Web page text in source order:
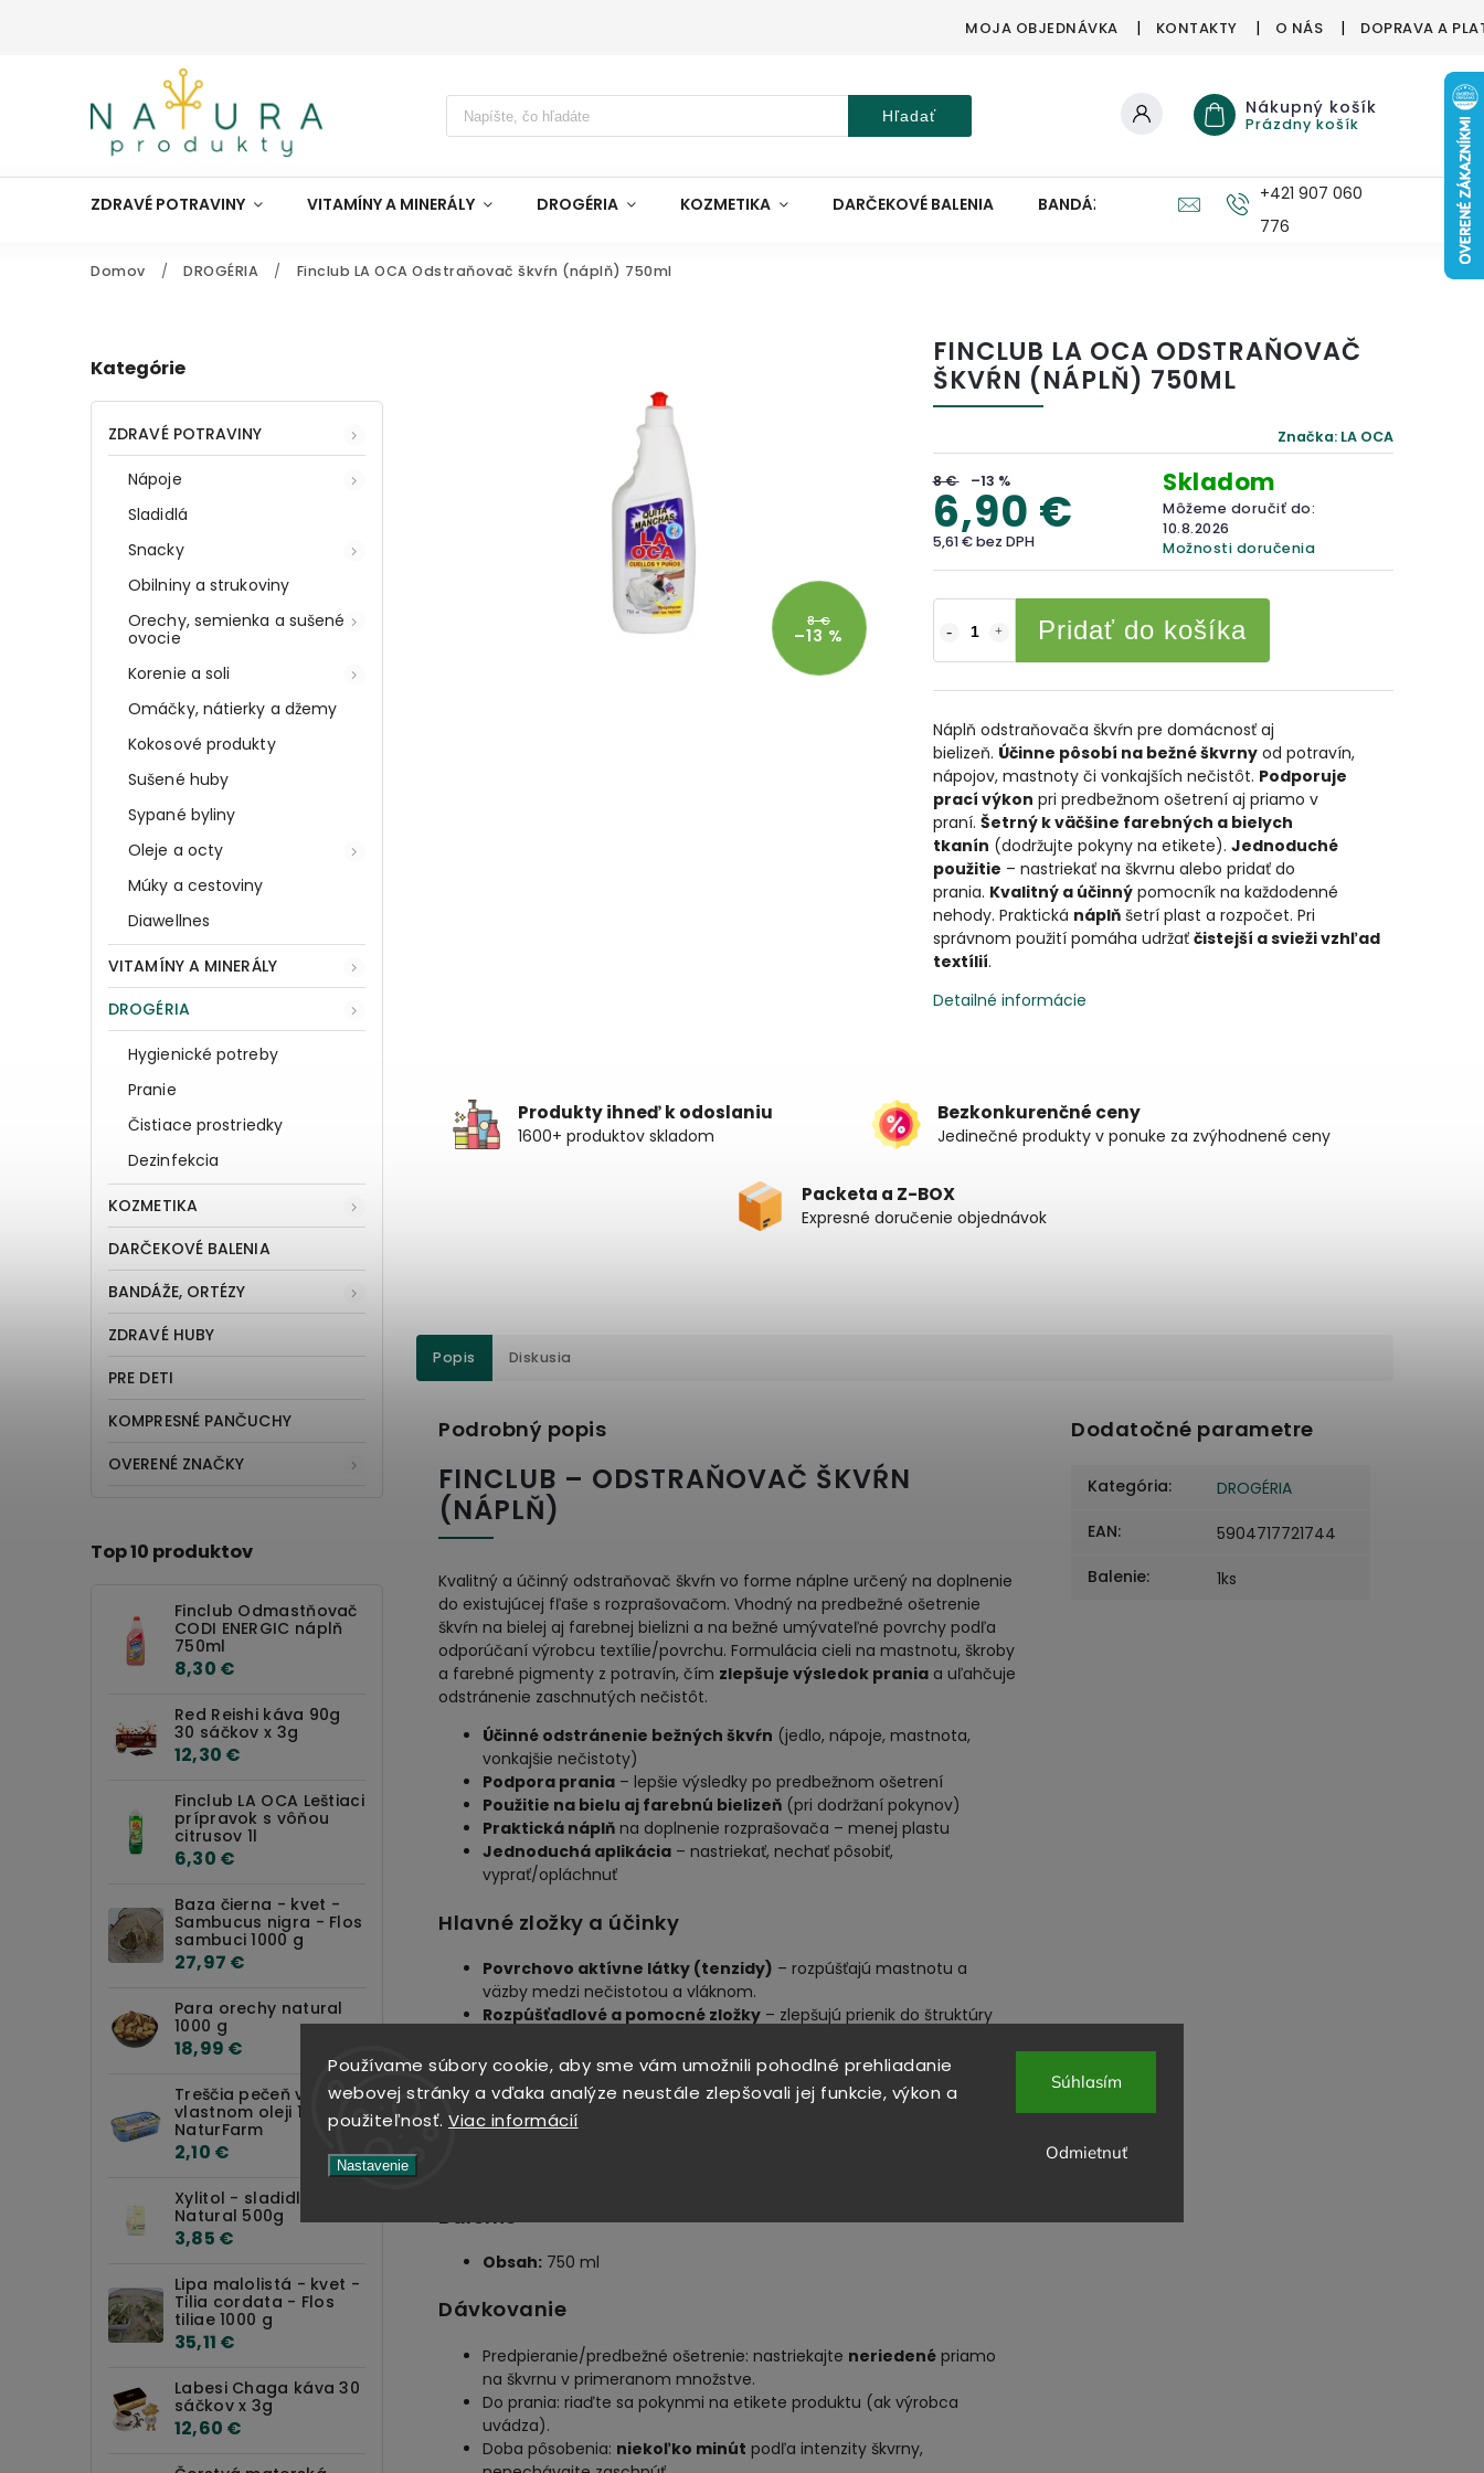
Používame súbory cookie, aby sme vám umožnili pohodlné prehliadanie
webovej stránky a vďaka analýze neustále zlepšovali jej funkcie, výkon a
použiteľnosť. Viac informácií
Nastavenie
Odmietnuť
Súhlasím
MOJA OBJEDNÁVKA KONTAKTY O NÁS DOPRAVA A
Hľadať Nákupný košík
Prázdny košík
ZDRAVÉ POTRAVINY VITAMÍNY A MINERÁLY DROGÉRIA KOZMETIKA DARČEKOVÉ BALENIA BANDÁŽE, ORTÉZY ZDRAVÉ HUBY
+421 907 060
776
Domov / DROGÉRIA / Finclub LA OCA Odstraňovač škvŕn (náplň) 750ml
Kategórie
ZDRAVÉ POTRAVINY
Nápoje
Sladidlá
Snacky
Obilniny a strukoviny
Orechy, semienka a sušené
ovocie
Korenie a soli
Omáčky, nátierky a džemy
Kokosové produkty
Sušené huby
Sypané byliny
Oleje a octy
Múky a cestoviny
Diawellnes
VITAMÍNY A MINERÁLY
DROGÉRIA
Hygienické potreby
Pranie
Čistiace prostriedky
Dezinfekcia
KOZMETIKA
DARČEKOVÉ BALENIA
BANDÁŽE, ORTÉZY
ZDRAVÉ HUBY
PRE DETI
KOMPRESNÉ PANČUCHY
OVERENÉ ZNAČKY
Top 10 produktov
Finclub Odmastňovač
CODI ENERGIC náplň
750ml
8,30 €
Red Reishi káva 90g
30 sáčkov x 3g
12,30 €
Finclub LA OCA Leštiaci
prípravok s vôňou
citrusov 1l
6,30 €
Baza čierna - kvet -
Sambucus nigra - Flos
sambuci 1000 g
27,97 €
Para orechy natural
1000 g
18,99 €
Treščia pečeň vo
vlastnom oleji 120g
NaturFarm
2,10 €
Xylitol - sladidlo -
Natural 500g
3,85 €
Lipa malolistá - kvet -
Tilia cordata - Flos
tiliae 1000 g
35,11 €
Labesi Chaga káva 30
sáčkov x 3g
12,60 €
8 €
–13 %
FINCLUB LA OCA ODSTRAŇOVAČ
ŠKVŔN (NÁPLŇ) 750ML
Značka: LA OCA
8 € –13 %
6,90 €
5,61 € bez DPH
Skladom
Môžeme doručiť do:
10.8.2026
Možnosti doručenia
Pridať do košíka
Náplň odstraňovača škvŕn pre domácnosť aj
bielizeň. Účinne pôsobí na bežné škvrnyod potravín,
nápojov, mastnoty či vonkajších nečistôt. Podporuje
prací výkon pri predbežnom ošetrení aj priamo v
praní. Šetrný k väčšine farebných a bielych
tkanín (dodržujte pokyny na etikete). Jednoduché
použitie – nastriekať na škvrnu alebo pridať do
prania. Kvalitný a účinnýpomocník na každodenné
nehody. Praktická náplňšetrí plast a rozpočet. Pri
správnom použití pomáha udržať čistejší a svieži vzhľad
textílií.
Detailné informácie
Produkty ihneď k odoslaniu
1600+ produktov skladom
Bezkonkurenčné ceny
Jedinečné produkty v ponuke za zvýhodnené ceny
Packeta a Z-BOX
Expresné doručenie objednávok
Popis Diskusia
Podrobný popis
FINCLUB – ODSTRAŇOVAČ ŠKVŔN
(NÁPLŇ)
Kvalitný a účinný odstraňovač škvŕn vo forme náplne určený na doplnenie
do existujúcej fľaše s rozprašovačom. Vhodný na predbežné ošetrenie
škvŕn na bielej aj farebnej bielizni a na bežné umývateľné povrchy podľa
odporúčaní výrobcu textílie/povrchu. Formulácia cieli na mastnotu, škroby
a farebné pigmenty z potravín, čím zlepšuje výsledok prania a uľahčuje
odstránenie zaschnutých nečistôt.
Účinné odstránenie bežných škvŕn (jedlo, nápoje, mastnota,
vonkajšie nečistoty)
Podpora prania – lepšie výsledky po predbežnom ošetrení
Použitie na bielu aj farebnú bielizeň (pri dodržaní pokynov)
Praktická náplň na doplnenie rozprašovača – menej plastu
Jednoduchá aplikácia – nastriekať, nechať pôsobiť,
vyprať/opláchnuť
Hlavné zložky a účinky
Povrchovo aktívne látky (tenzidy) – rozpúšťajú mastnotu a
väzby medzi nečistotou a vláknom.
Rozpúšťadlové a pomocné zložky – zlepšujú prienik do štruktúry
Stabilizačné a vonné zložky – zabezpečujú konzistenciu a príjemný
pocit sviežosti po použití.
Upozornenie: Vždy skontrolujte stálosť farieb na skrytom
Balenie
Obsah: 750 ml
Dávkovanie
Predpieranie/predbežné ošetrenie: nastriekajte neriedené priamo
na škvrnu v primeranom množstve.
Do prania: riaďte sa pokynmi na etikete produktu (ak výrobca
uvádza).
Doba pôsobenia: niekoľko minút podľa intenzity škvrny,
Dodatočné parametre
Kategória:
DROGÉRIA
EAN:
5904717721744
Balenie: 1ks